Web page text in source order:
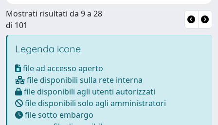
Mostrati risultati da 9 a 28
di 101
Legenda icone
file ad accesso aperto
file disponibili sulla rete interna
file disponibili agli utenti autorizzati
file disponibili solo agli amministratori
file sotto embargo